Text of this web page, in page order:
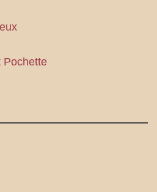
Pochette